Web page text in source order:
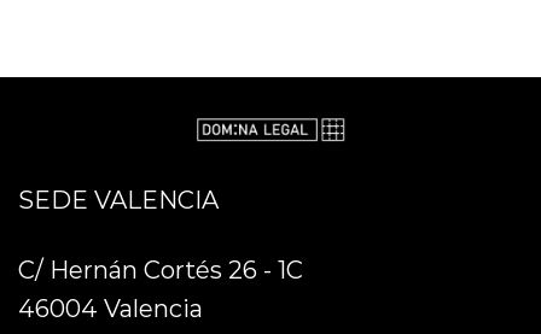
SEDE VALENCIA
C/ Hernán Cortés 26 - 1C
46004 Valencia